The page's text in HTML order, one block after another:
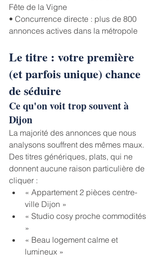
Fête de la Vigne
• Concurrence directe : plus de 800
annonces actives dans la métropole
Le titre : votre première
(et parfois unique) chance
de séduire
Ce qu'on voit trop souvent à
Dijon
La majorité des annonces que nous
analysons souffrent des mêmes maux.
Des titres génériques, plats, qui ne
donnent aucune raison particulière de
cliquer :
﻿﻿« Appartement 2 pièces centre-
ville Dijon »
﻿﻿« Studio cosy proche commodités
»
﻿﻿« Beau logement calme et
lumineux »